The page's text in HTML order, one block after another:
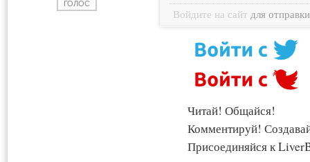
Войдите на сайт для
Читай! Общайся!
Комментируй!
Присоединяйся к